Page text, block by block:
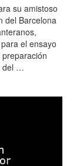
su amistoso
del Barcelona
el ensayo
del …